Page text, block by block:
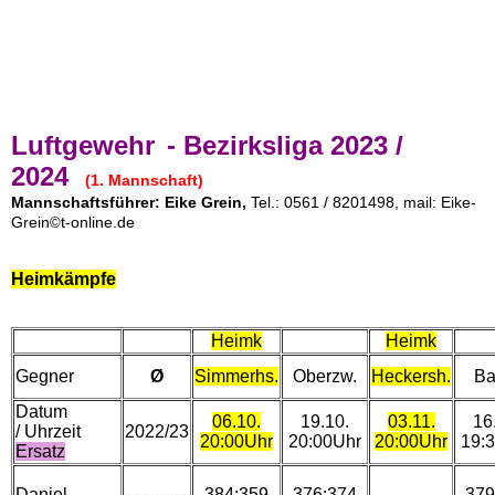
Luftgewehr - Bezirksliga 2023 /
2024
(1. Mannschaft)
Mannschaftsführer: Eike Grein, Tel.: 0561 / 8201498, mail: Eike-
Grein©t-online.de
Heimkämpfe
Heimk
Heimk
Gegner
Ø Simmerhs. Oberzw. Heckersh.
Datum
/ Uhrzeit
Ersatz
2022/23
06.10.
20:00Uhr
19.10.
20:00Uhr
03.11.
20:00Uhr